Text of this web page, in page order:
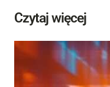
Czytaj więcej